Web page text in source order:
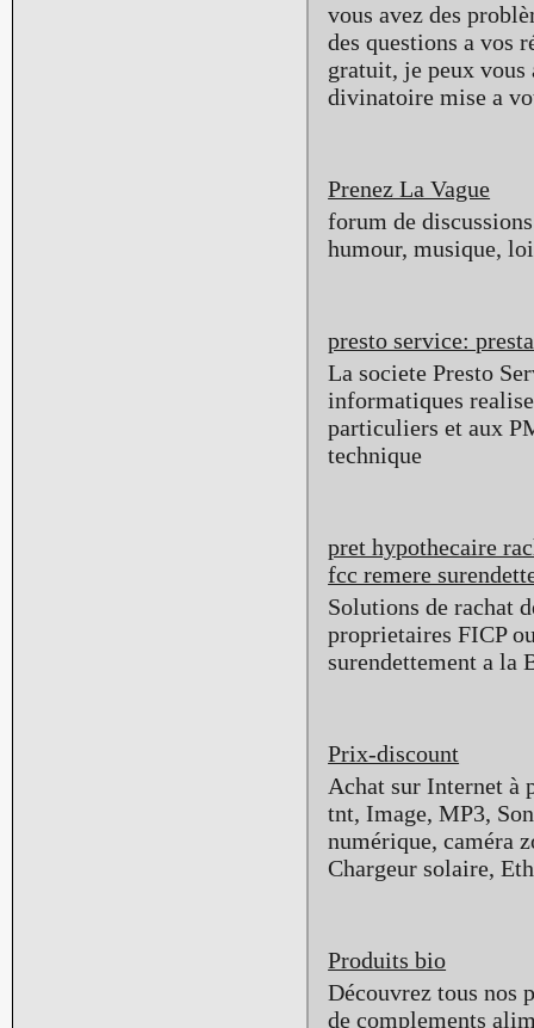
vous avez des
des questions a vos
gratuit, je peux vous
divinatoire mise a
Prenez La Vague
forum de
humour, musique,
presto service:
La societe Presto
informatiques
particuliers et aux
technique
pret hypothecaire
fcc remere
Solutions de rachat
proprietaires FICP
surendettement a la
Prix-discount
Achat sur Internet à
tnt, Image, MP3,
numérique, caméra
Chargeur solaire,
Produits bio
Découvrez tous nos
de complements